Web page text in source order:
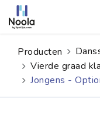
Overslaan naar inhoud
Producten
Vierde graad
Jongens -